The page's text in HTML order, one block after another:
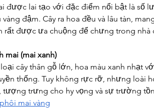
được lai tạo với đặc điểm nổi bật là số
vàng đậm. Cây ra hoa đều và lâu tàn,
rất được ưa chuộng để chưng trong nhà
mai (mai xanh)
loại cây thân gỗ lớn, hoa màu xanh nhạt
thống. Tuy không rực rỡ, nhưng loài
tượng trưng cho hy vọng và sự trường
phôi mai vàng